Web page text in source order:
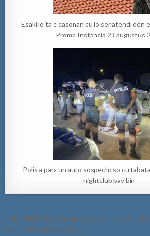
Esaki lo ta e casonan cu lo ser atendi den
Prome Instancia 28 augustus
Polis a para un auto sospechoso cu
nightclub bay bin
Post
navigation
← [VIDEO] Chauffeur hoben a baha caminda
Saint Christoffelbergweg